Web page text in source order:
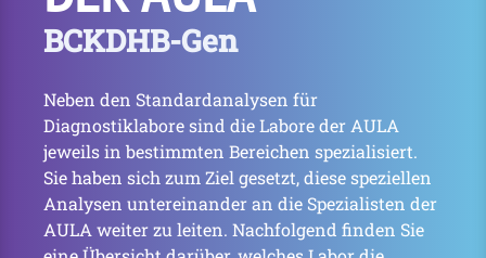
BCKDHB-Gen
Neben den Standardanalysen für
Diagnostiklabore sind die Labore der AULA
jeweils in bestimmten Bereichen spezialisiert.
Sie haben sich zum Ziel gesetzt, diese speziellen
Analysen untereinander an die Spezialisten der
AULA weiter zu leiten. Nachfolgend finden Sie